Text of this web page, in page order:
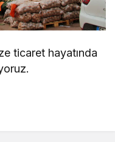
ticaret hayatında